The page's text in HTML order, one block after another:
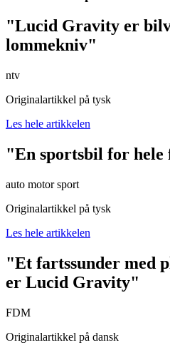
"Lucid Gravity er
lommekniv"
ntv
Originalartikkel på tysk
Les hele artikkelen
"En sportsbil for
auto motor sport
Originalartikkel på tysk
Les hele artikkelen
"Et fartssunder med
er Lucid Gravity"
FDM
Originalartikkel på dansk